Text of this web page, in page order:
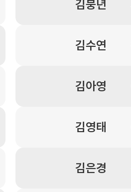
김붕년
김수연
김아영
김영태
김은경